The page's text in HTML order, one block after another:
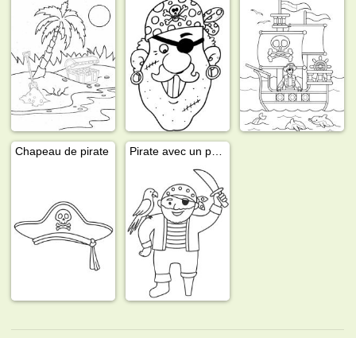
Chapeau de pirate